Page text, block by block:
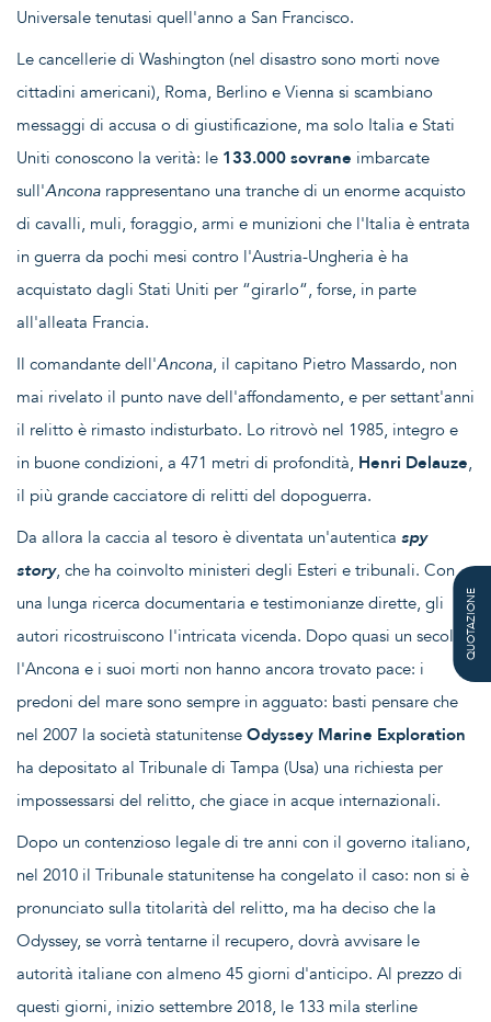
Universale tenutasi quell'anno a San Francisco.
Le cancellerie di Washington (nel disastro sono morti nove
cittadini americani), Roma, Berlino e Vienna si scambiano
messaggi di accusa o di giustificazione, ma solo Italia e Stati
Uniti conoscono la verità: le 133.000 sovrane imbarcate
sull'Ancona rappresentano una tranche di un enorme acquisto
di cavalli, muli, foraggio, armi e munizioni che l'Italia è entrata
in guerra da pochi mesi contro l'Austria-Ungheria è ha
acquistato dagli Stati Uniti per “girarlo“, forse, in parte
all'alleata Francia.
Il comandante dell'Ancona, il capitano Pietro Massardo, non
mai rivelato il punto nave dell'affondamento, e per settant'anni
il relitto è rimasto indisturbato. Lo ritrovò nel 1985, integro e
in buone condizioni, a 471 metri di profondità, Henri Delauze,
il più grande cacciatore di relitti del dopoguerra.
Da allora la caccia al tesoro è diventata un'autentica spy
story, che ha coinvolto ministeri degli Esteri e tribunali. Con
una lunga ricerca documentaria e testimonianze dirette, gli
autori ricostruiscono l'intricata vicenda. Dopo quasi un secolo,
l'Ancona e i suoi morti non hanno ancora trovato pace: i
predoni del mare sono sempre in agguato: basti pensare che
nel 2007 la società statunitense Odyssey Marine Exploration
ha depositato al Tribunale di Tampa (Usa) una richiesta per
impossessarsi del relitto, che giace in acque internazionali.
Dopo un contenzioso legale di tre anni con il governo italiano,
nel 2010 il Tribunale statunitense ha congelato il caso: non si è
pronunciato sulla titolarità del relitto, ma ha deciso che la
Odyssey, se vorrà tentarne il recupero, dovrà avvisare le
autorità italiane con almeno 45 giorni d'anticipo. Al prezzo di
questi giorni, inizio settembre 2018, le 133 mila sterline
QUOTAZIONE